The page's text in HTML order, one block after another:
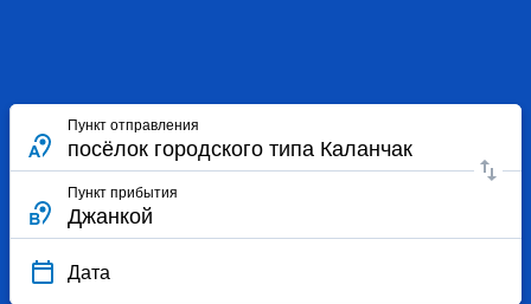
Пункт отправления
Пункт прибытия
Дата